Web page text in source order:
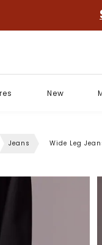
New
Jeans Wide Leg